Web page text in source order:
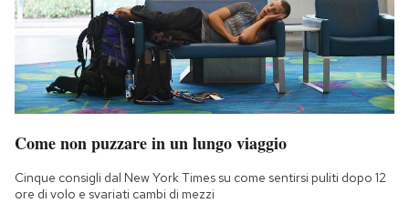
Come non puzzare in un lungo viaggio
Cinque consigli dal New York Times su come sentirsi puliti dopo 12
ore di volo e svariati cambi di mezzi